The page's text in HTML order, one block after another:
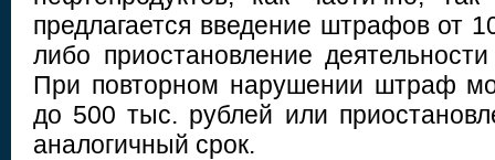
предлагается введение штрафов от
либо приостановление
При повторном нарушении штраф
до 500 тыс. рублей или
аналогичный срок.